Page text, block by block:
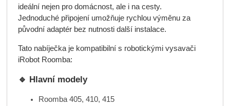
ideální nejen pro domácnost, ale i na cesty.
Jednoduché připojení umožňuje rychlou výměnu za
původní adaptér bez nutnosti další instalace.
Tato nabíječka je kompatibilní s robotickými vysavači
iRobot Roomba:
🔹 Hlavní modely
Roomba 405, 410, 415